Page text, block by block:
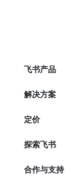
飞书产品
解决方案
定价
探索飞书
合作与支持